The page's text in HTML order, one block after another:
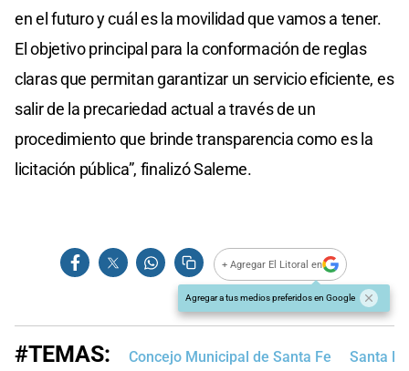
en el futuro y cuál es la movilidad que vamos a tener.
El objetivo principal para la conformación de reglas
claras que permitan garantizar un servicio eficiente, es
salir de la precariedad actual a través de un
procedimiento que brinde transparencia como es la
licitación pública”, finalizó Saleme.
+ Agregar El Litoral en
Agregar a tus medios preferidos en Google
#TEMAS: Concejo Municipal de Santa Fe Santa